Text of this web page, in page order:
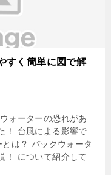
すく簡単に図で解
ォーターの恐れがあ
！ 台風による影響で
は？ バックウォータ
！ について紹介して